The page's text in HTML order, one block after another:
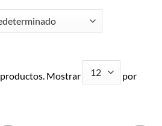
productos. Mostrar por